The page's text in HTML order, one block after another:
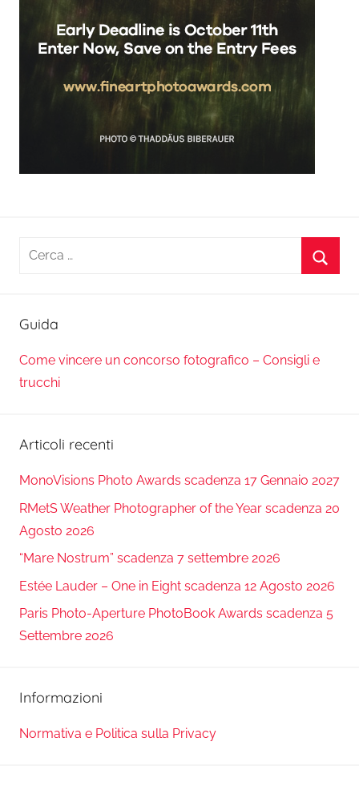
Ricerca
Guida
Come vincere un concorso fotografico – Consigli e
trucchi
Articoli recenti
MonoVisions Photo Awards scadenza 17 Gennaio 2027
RMetS Weather Photographer of the Year scadenza 20
Agosto 2026
“Mare Nostrum” scadenza 7 settembre 2026
Estée Lauder – One in Eight scadenza 12 Agosto 2026
Paris Photo-Aperture PhotoBook Awards scadenza 5
Settembre 2026
Informazioni
Normativa e Politica sulla Privacy